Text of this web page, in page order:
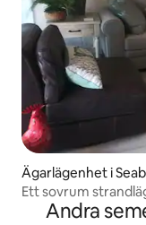
Ägarlägenhet i
Ett sovrum
Andra